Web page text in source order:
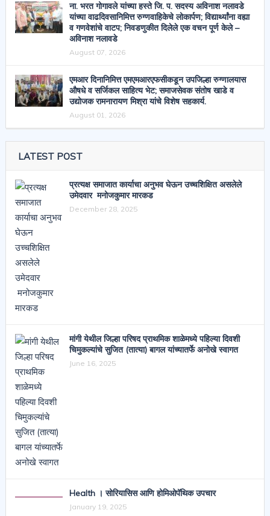
ना. भरत गोगावले यांच्या हस्ते जि. प. सदस्य अविनाश नलावडे
यांच्या वाढदिवसानिमित्त रुग्णवाहिकेचे लोकार्पण; विद्यार्थ्यांना वह्या
व गणवेशांचे वाटप; निवडणुकीत दिलेले एक वचन पूर्ण केले –
अविनाश नलावडे
August 07, 2026
एमआर दिनानिमित्त एमएमआरएफसीकडून उपजिल्हा रुग्णालयास
औषधे व सर्जिकल साहित्य भेट; समाजसेवक संतोष खाडे व
उद्योजक रामनारायण मिश्रा यांचे विशेष सहकार्य.
August 01, 2026
LATEST POST
प्रत्यक्ष समाजात कार्याचा अनुभव घेऊन उच्चशिक्षित असलेले
उमेदवार मनोजकुमार मारकड
December 28, 2025
मांगी येथील जिल्हा परिषद प्राथमिक शाळेमध्ये पहिल्या दिवशी
चिमुकल्यांचे सुजित (तात्या) बागल यांच्यातर्फे अनोखे स्वागत
June 16, 2025
Health । सोरियासिस आणि होमिओपॅथिक उपचार
January 19, 2025